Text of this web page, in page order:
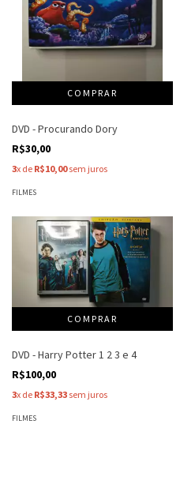
DVD - Procurando Dory
R$30,00
3x de R$10,00sem juros
FILMES
DVD - Harry Potter 1 2 3 e 4
R$100,00
3x de R$33,33 sem juros
FILMES